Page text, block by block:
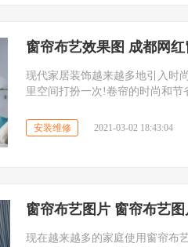
窗帘布艺效果图 成都网
现代家居装饰越来越多地引入时
里空间打扮一次!卷帘的时尚和节
安装维修 2021-03-02 18:43:04
窗帘布艺图片 窗帘布艺
现在越来越多的家庭使用窗帘布